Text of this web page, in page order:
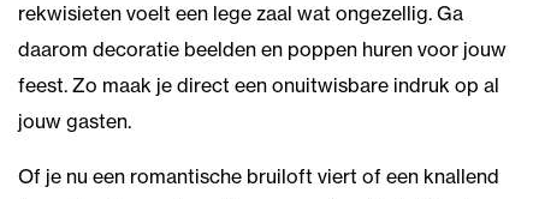
rekwisieten voelt een lege zaal wat ongezellig. Ga
daarom decoratie beelden en poppen huren voor jouw
feest. Zo maak je direct een onuitwisbare indruk op al
jouw gasten.
Of je nu een romantische bruiloft viert of een knallend